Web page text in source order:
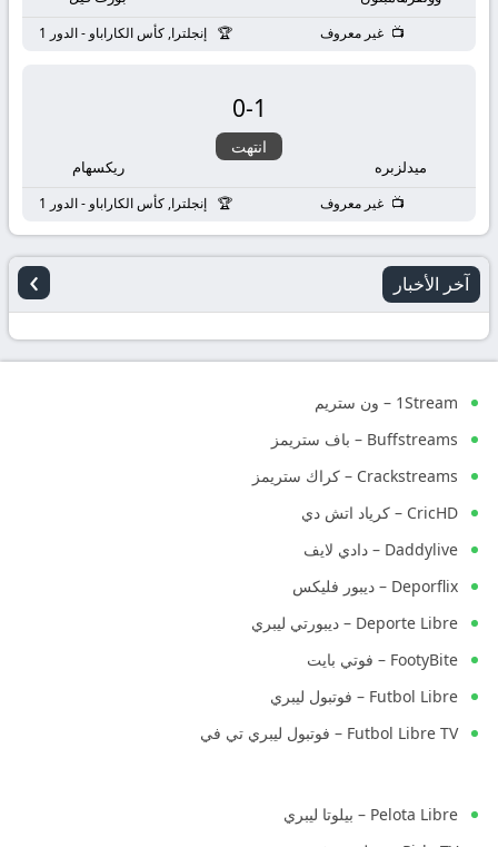
غير معروف إنجلترا, كأس الكاراباو - الدور 1
ميدلزبره
1
-
0
انتهت
ريكسهام
غير معروف إنجلترا, كأس الكاراباو - الدور 1
آخر الأخبار ›
1Stream – ون ستريم
Buffstreams – باف ستريمز
Crackstreams – كراك ستريمز
CricHD – كرياد اتش دي
Daddylive – دادي لايف
Deporflix – ديبور فليكس
Deporte Libre – ديبورتي ليبري
FootyBite – فوتي بايت
Futbol Libre – فوتبول ليبري
Futbol Libre TV – فوتبول ليبري تي في
Pelota Libre – بيلوتا ليبري